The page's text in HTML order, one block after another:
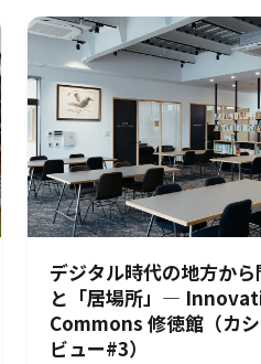
デジタル時代の地方から
と「居場所」―
Commons 修徳館（カ
ビュー#3）